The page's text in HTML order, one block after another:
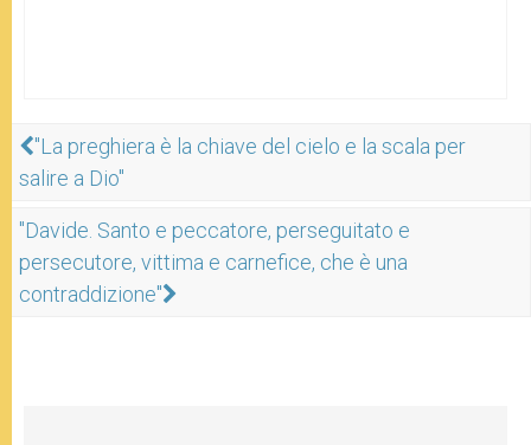
"La preghiera è la chiave del cielo e la scala per
salire a Dio"
"Davide. Santo e peccatore, perseguitato e
persecutore, vittima e carnefice, che è una
contraddizione"